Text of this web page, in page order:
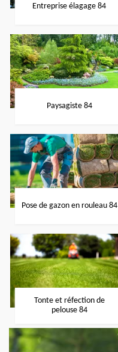
Entreprise élagage 84
Paysagiste 84
Pose de gazon en rouleau 84
Tonte et réfection de
pelouse 84